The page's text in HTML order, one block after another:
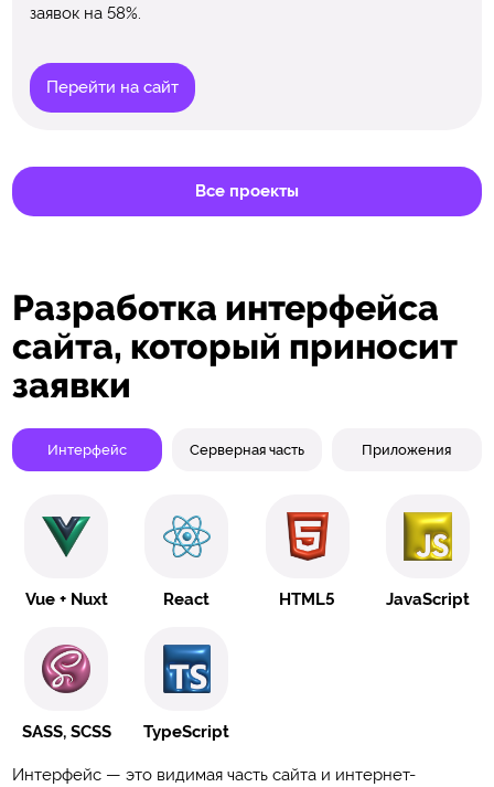
заявок на 58%.
Перейти на сайт
Все проекты
Разработка интерфейса
сайта, который приносит
заявки
Интерфейс Серверная часть Приложения
Vue + Nuxt React HTML5 JavaScript
SASS, SCSS TypeScript
Интерфейс — это видимая часть сайта и интернет-